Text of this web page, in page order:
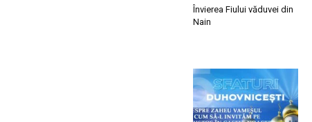
Învierea Fiului văduvei din
Nain